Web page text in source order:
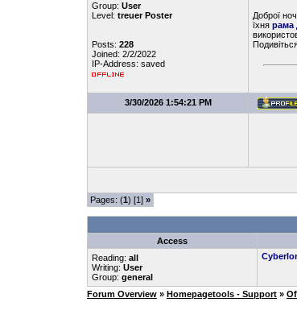
Group: User
Level: treuer Poster
Posts: 228
Joined: 2/2/2022
IP-Address: saved
Доброї
їхня рама
3/30/2026 1:54:21 PM
Pages: (1) [1] »
Access
Reading: all
Writing: User
Group: general
Forum Overview » Homepagetools - Support »